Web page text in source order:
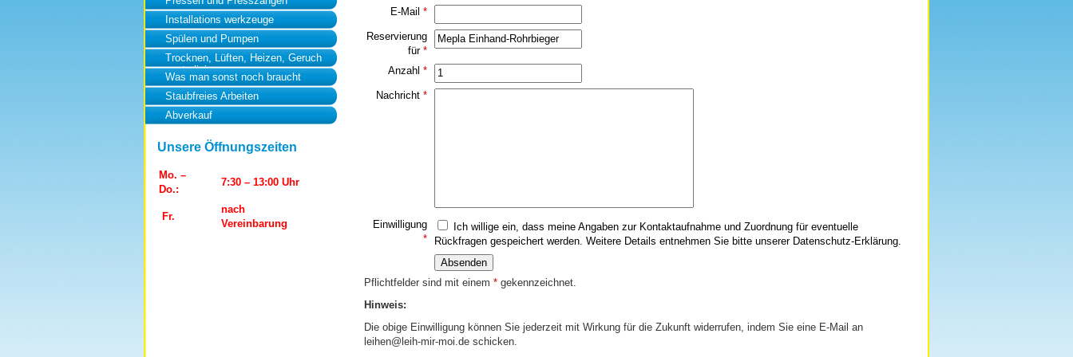
Installations werkzeuge
Spülen und Pumpen
Trocknen, Lüften, Heizen, Geruch
neutralisierung
Was man sonst noch braucht
Staubfreies Arbeiten
Abverkauf
Unsere Öffnungszeiten
Mo. –
Do.:
7:30 – 13:00 Uhr
Fr.
nach
Vereinbarung
E-Mail *
Reservierung
für *
Anzahl *
Nachricht *
Einwilligung
*
Ich willige ein, dass meine Angaben zur Kontaktaufnahme und Zuordnung für eventuelle
Rückfragen gespeichert werden. Weitere Details entnehmen Sie bitte unserer Datenschutz-Erklärung.
Pflichtfelder sind mit einem * gekennzeichnet.
Hinweis:
Die obige Einwilligung können Sie jederzeit mit Wirkung für die Zukunft widerrufen, indem Sie eine E-Mail an
leihen@leih-mir-moi.de schicken.